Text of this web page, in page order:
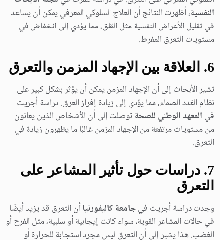
النفسية، أظهرت النتائج أن العلاج السلوكي المعرفي يمكن أن يساعد
في تقليل الأعراض النفسية مثل القلق، مما يؤدي إلى انخفاض في
مستويات التعرق المفرط.
6. العلاقة بين الإجهاد المزمن والتعرق
تشير الأبحاث إلى أن الإجهاد المزمن يمكن أن يؤثر بشكل كبير على
نظام الغدد الصماء، مما يؤدي إلى زيادة إفراز العرق. دراسة أجريت
في المعهد الوطني للصحة توصلت إلى أن الأشخاص الذين يعانون
من مستويات مرتفعة من الإجهاد المزمن غالبًا ما يظهرون زيادة في
التعرق.
7. دراسات حول تأثير المشاعر على
التعرق
وجدت دراسة أجريت في جامعة كاليفورنيا أن التعرق قد يزيد أيضًا
في حالات المشاعر القوية، سواء كانت إيجابية أو سلبية، مثل الفرح أو
الغضب. هذا يشير إلى أن التعرق ليس مجرد استجابة للحرارة أو